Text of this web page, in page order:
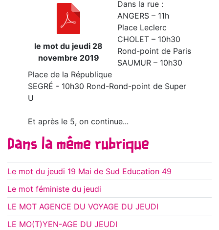
le mot du jeudi 28
novembre 2019
Dans la rue :
ANGERS – 11h
Place Leclerc
CHOLET – 10h30
Rond-point de Paris
SAUMUR – 10h30
Place de la République
SEGRÉ - 10h30 Rond-Rond-point de Super
U
Et après le 5, on continue...
Dans la même rubrique
Le mot du jeudi 19 Mai de Sud Education 49
Le mot féministe du jeudi
LE MOT AGENCE DU VOYAGE DU JEUDI
LE MO(T)YEN-AGE DU JEUDI